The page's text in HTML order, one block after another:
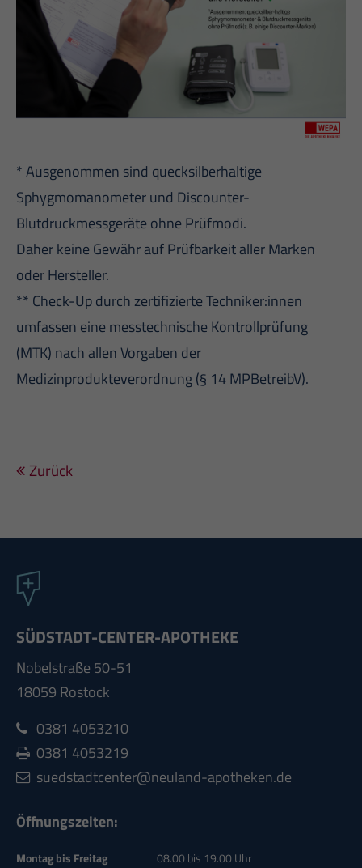
* Ausgenommen sind quecksilberhaltige
Sphygmomanometer und Discounter-
Blutdruckmessgeräte ohne Prüfmodi.
Daher keine Gewähr auf Prüfbarkeit aller Marken
oder Hersteller.
** Check-Up durch zertifizierte Techniker:innen
umfassen eine messtechnische Kontrollprüfung
(MTK) nach allen Vorgaben der
Medizinprodukteverordnung (§ 14 MPBetreibV).
Zurück
SÜDSTADT-CENTER-APOTHEKE
Nobelstraße 50-51
18059 Rostock
0381 4053210
0381 4053219
suedstadtcenter@neuland-apotheken.de
Öffnungszeiten:
Montag bis Freitag
08.00 bis 19.00 Uhr